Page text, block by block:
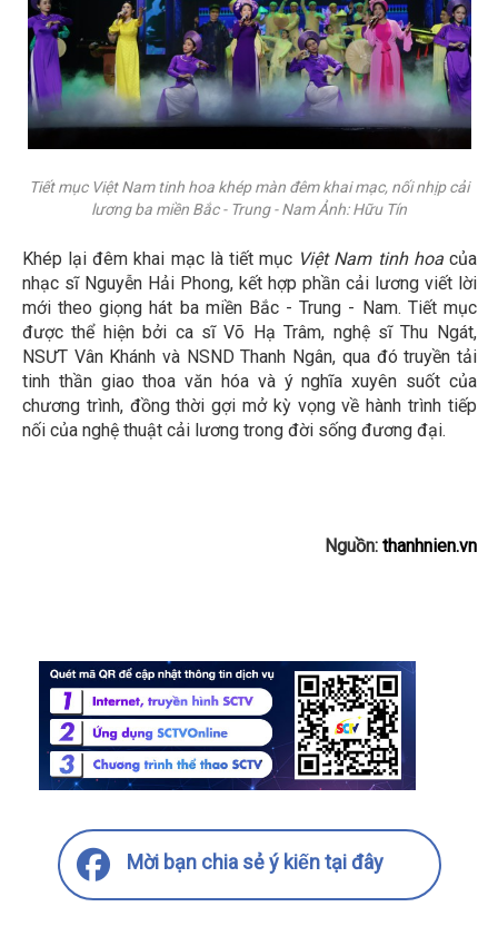
Tiết mục Việt Nam tinh hoa khép màn đêm khai mạc, nối nhịp cải
lương ba miền Bắc - Trung - Nam Ảnh: Hữu Tín
Khép lại đêm khai mạc là tiết mục Việt Nam tinh hoa của
nhạc sĩ Nguyễn Hải Phong, kết hợp phần cải lương viết lời
mới theo giọng hát ba miền Bắc - Trung - Nam. Tiết mục
được thể hiện bởi ca sĩ Võ Hạ Trâm, nghệ sĩ Thu Ngát,
NSƯT Vân Khánh và NSND Thanh Ngân, qua đó truyền tải
tinh thần giao thoa văn hóa và ý nghĩa xuyên suốt của
chương trình, đồng thời gợi mở kỳ vọng về hành trình tiếp
nối của nghệ thuật cải lương trong đời sống đương đại.
Nguồn: thanhnien.vn
Mời bạn chia sẻ ý kiến tại đây